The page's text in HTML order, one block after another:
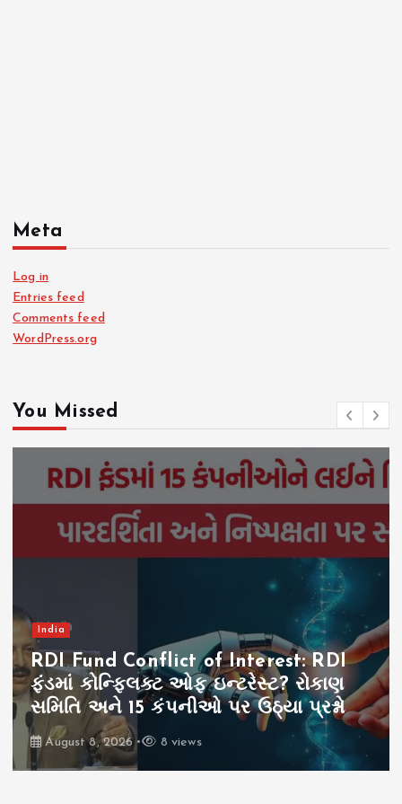
Meta
Log in
Entries feed
Comments feed
WordPress.org
You Missed
India
RDI Fund Conflict of Interest: RDI
ફંડમાં કોન્ફ્લિક્ટ ઓફ ઇન્ટરેસ્ટ? રોકાણ
સમિતિ અને 15 કંપનીઓ પર ઉઠ્યા પ્રશ્નો
August 8, 2026 8 views